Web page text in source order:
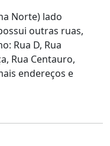
Norte) lado
outras ruas,
Rua D, Rua
Rua Centauro,
endereços e